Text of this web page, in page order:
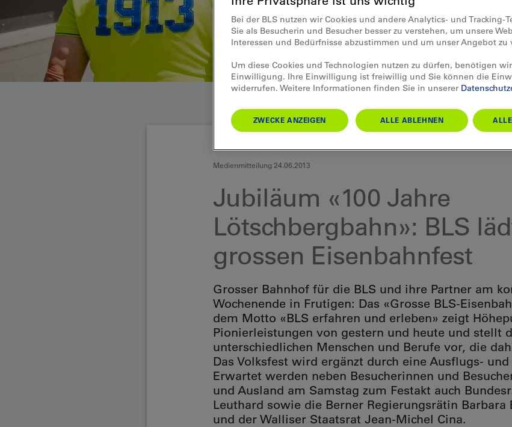
Medienmitteilung 24.06.2013
Jubiläum «100 Jahre
Lötschbergbahn»: BLS
grossen Eisenbahnfest
Grosser Bahnhof für die BLS und ihre Partner am
Wochenende in Frutigen: Das «Grosse BLS-
dem Motto «BLS erfahren und erleben» zeigt
Pionierleistungen von gestern und heute und stellt
unterschiedlichen Menschen und Berufe vor, die
Das Volksfest wird ergänzt durch eine Ausflugs-
Erwartet werden neben Besucherinnen und
und Ausland am Samstag zum Festakt auch
Leuthard sowie die Berner Regierungsrätin Barbara
und der Walliser Staatsrat Jean-Michel Cina.
Bei der BLS nutzen wir Cookies und andere Analytics- und Tracking-
Sie als Besucherin und Besucher besser zu verstehen, um unsere
Interessen und Bedürfnisse abzustimmen und um unser Angebot zu
Um diese Cookies und Technologien nutzen zu dürfen, benötigen
Einwilligung. Ihre Einwilligung ist freiwillig und Sie können die
widerrufen. Weitere Informationen finden Sie in unserer
ZWECKE ANZEIGEN ALLE ABLEHNEN